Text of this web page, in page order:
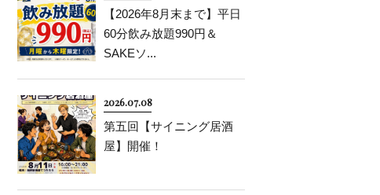
【2026年8月末まで】平日
60分飲み放題990円＆
SAKEソ...
2026.07.08
第五回【サイニング居酒
屋】開催！